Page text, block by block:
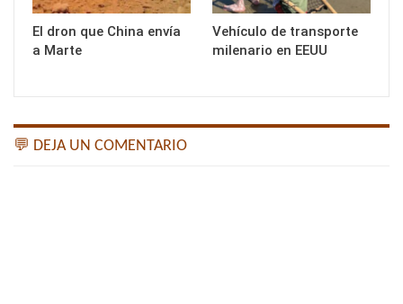
El dron que China envía
a Marte
Vehículo de transporte
milenario en EEUU
💬 DEJA UN COMENTARIO